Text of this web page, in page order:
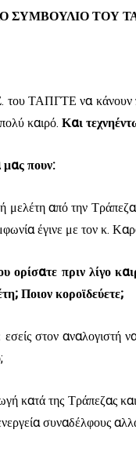
ΣΥΜΒΟΥΛΙΟ ΤΟΥ
του ΤΑΠΓΤΕ να κάνουν
καιρό. Και
πουν:
μελέτη από την
έγινε με τον κ.
πριν λίγο
Ποιον κοροϊδεύετε;
στον αναλογιστή
κατά της Τράπεζας
συναδέλφους